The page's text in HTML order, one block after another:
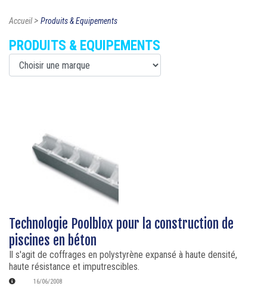
Accueil> Produits & Equipements
PRODUITS & EQUIPEMENTS
Technologie Poolblox pour la construction de
piscines en béton
Il s'agit de coffrages en polystyrène expansé à haute densité,
haute résistance et imputrescibles.
16/06/2008